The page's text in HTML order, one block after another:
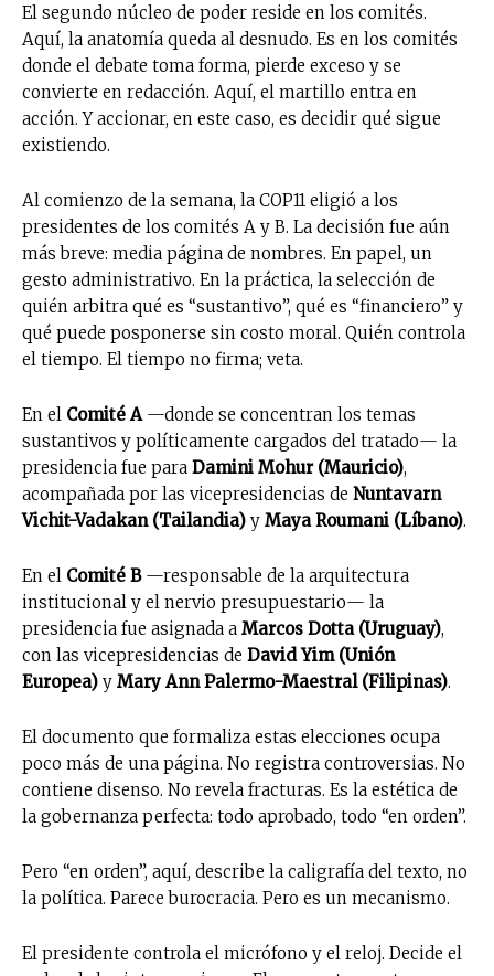
Suscríbete a nuestro boletín diario y
recibe todas las noticias del vapeo y la
reducción de daños en tu correo
electrónico.
Subscribe to our daily clipping and
tobacco harm reduction in your email.
SUBSCRIBIRSE
El segundo núcleo de poder reside en los comités.
Aquí, la anatomía queda al desnudo. Es en los comités
donde el debate toma forma, pierde exceso y se
convierte en redacción. Aquí, el martillo entra en
acción. Y accionar, en este caso, es decidir qué sigue
existiendo.
Al comienzo de la semana, la COP11 eligió a los
presidentes de los comités A y B. La decisión fue aún
más breve: media página de nombres. En papel, un
gesto administrativo. En la práctica, la selección de
quién arbitra qué es “sustantivo”, qué es “financiero” y
qué puede posponerse sin costo moral. Quién controla
el tiempo. El tiempo no firma; veta.
En el Comité A—donde se concentran los temas
sustantivos y políticamente cargados del tratado— la
presidencia fue para Damini Mohur (Mauricio),
acompañada por las vicepresidencias de Nuntavarn
Vichit-Vadakan (Tailandia) y Maya Roumani (Líbano).
En el Comité B—responsable de la arquitectura
institucional y el nervio presupuestario— la
presidencia fue asignada a Marcos Dotta (Uruguay),
con las vicepresidencias de David Yim (Unión
Europea) y Mary Ann Palermo-Maestral (Filipinas).
El documento que formaliza estas elecciones ocupa
poco más de una página. No registra controversias. No
contiene disenso. No revela fracturas. Es la estética de
la gobernanza perfecta: todo aprobado, todo “en orden”.
Pero “en orden”, aquí, describe la caligrafía del texto, no
la política. Parece burocracia. Pero es un mecanismo.
El presidente controla el micrófono y el reloj. Decide el